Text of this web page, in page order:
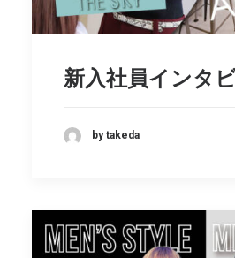
新入社員インタ
by takeda